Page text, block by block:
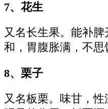
7、花生
又名长生果。能补
和，胃腹胀满，不思
8、栗子
又名板栗。味甘，